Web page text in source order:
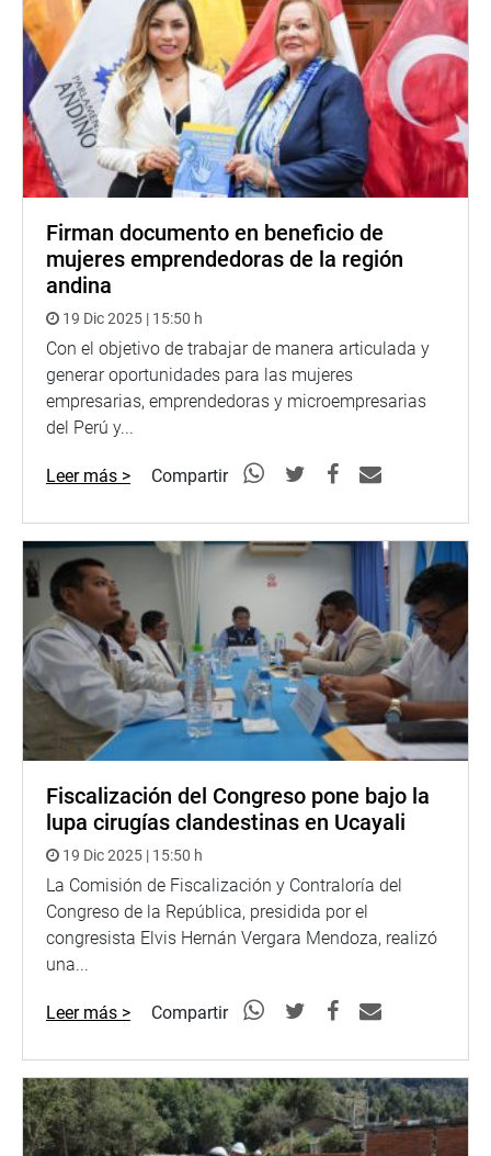
Firman documento en beneficio de
mujeres emprendedoras de la región
andina
19 Dic 2025 | 15:50 h
Con el objetivo de trabajar de manera articulada y
generar oportunidades para las mujeres
empresarias, emprendedoras y microempresarias
del Perú y...
Leer más > Compartir
Fiscalización del Congreso pone bajo la
lupa cirugías clandestinas en Ucayali
19 Dic 2025 | 15:50 h
La Comisión de Fiscalización y Contraloría del
Congreso de la República, presidida por el
congresista Elvis Hernán Vergara Mendoza, realizó
una...
Leer más > Compartir